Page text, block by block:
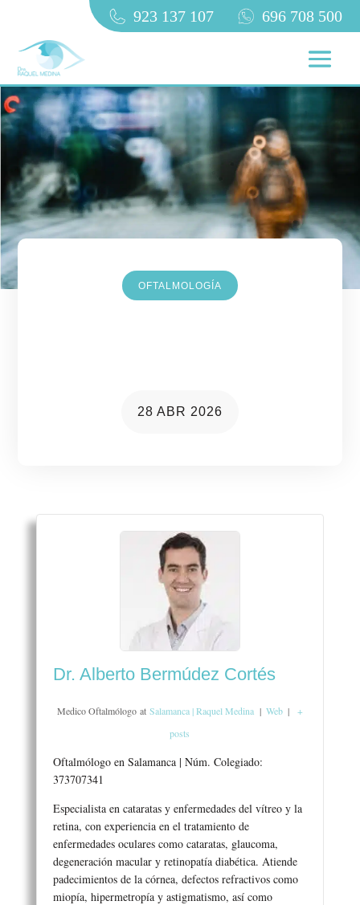
923 137 107 696 708 500
OFTALMOLOGÍA
28 ABR 2026
Dr. Alberto Bermúdez Cortés
Medico Oftalmólogo at Salamanca | Raquel Medina | Web |
+
posts
Oftalmólogo en Salamanca | Núm. Colegiado:
373707341
Especialista en cataratas y enfermedades del vítreo y la
retina, con experiencia en el tratamiento de
enfermedades oculares como cataratas, glaucoma,
degeneración macular y retinopatía diabética. Atiende
padecimientos de la córnea, defectos refractivos como
miopía, hipermetropía y astigmatismo, así como